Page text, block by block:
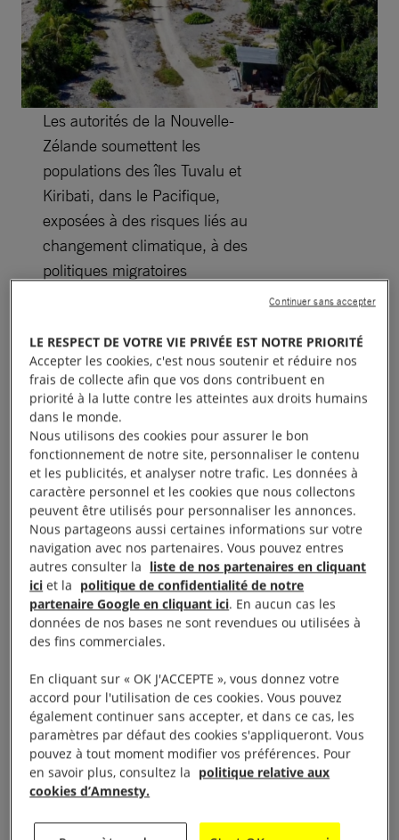
Les autorités de la Nouvelle-
Zélande soumettent les
populations des îles Tuvalu et
Kiribati, dans le Pacifique,
exposées à des risques liés au
changement climatique, à des
politiques migratoires
droits des enfants, déclare
Amnesty International dans un
nouveau rapport publié le
9 octobre, un mois avant la
COP 30, la Conférence des
Nations unies sur le
changement climatique.
Le rapport, intituléNavigating
Injustice, révèle que les
programmes migratoires basés
sur un système de loterie mis
en place par la Nouvelle-
vivant dans les pays insulaires
du Pacifique touchés par le
changement climatique
excluent certaines personnes
en raison de leur âge, de leur
LE RESPECT DE VOTRE VIE PRIVÉE EST NOTRE PRIORITÉ
Accepter les cookies, c'est nous soutenir et réduire nos
frais de collecte afin que vos dons contribuent en
priorité à la lutte contre les atteintes aux droits humains
dans le monde.
Nous utilisons des cookies pour assurer le bon
fonctionnement de notre site, personnaliser le contenu
et les publicités, et analyser notre trafic. Les données à
caractère personnel et les cookies que nous collectons
peuvent être utilisés pour personnaliser les annonces.
Nous partageons aussi certaines informations sur votre
navigation avec nos partenaires. Vous pouvez entres
autres consulter la liste de nos partenaires en cliquant
ici et la politique de confidentialité de notre
partenaire Google en cliquant ici. En aucun cas les
données de nos bases ne sont revendues ou utilisées à
des fins commerciales.
En cliquant sur « OK J'ACCEPTE », vous donnez votre
accord pour l'utilisation de ces cookies. Vous pouvez
également continuer sans accepter, et dans ce cas, les
paramètres par défaut des cookies s'appliqueront. Vous
pouvez à tout moment modifier vos préférences. Pour
en savoir plus, consultez la politique relative aux
cookies d’Amnesty.
Continuer sans accepter